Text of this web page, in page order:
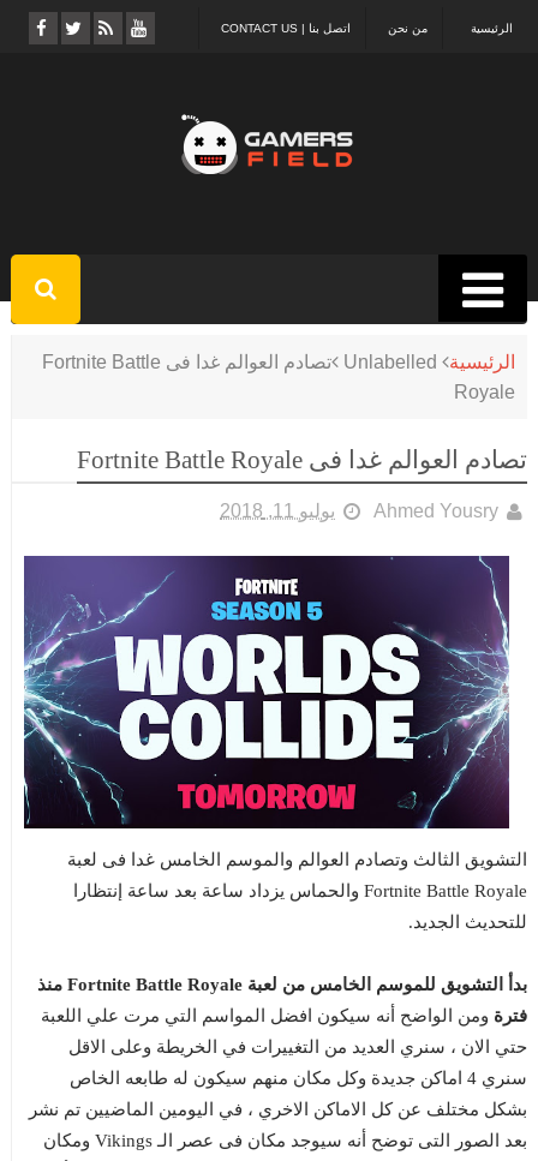
اتصل بنا | CONTACT US من نحن الرئيسية
الرئيسية Unlabelled
تصادم العوالم غدا فى Fortnite Battle
Royale
تصادم العوالم غدا فى Fortnite Battle Royale
Ahmed Yousry يوليو 11, 2018
التشويق الثالث وتصادم العوالم والموسم الخامس غدا فى لعبة
Fortnite Battle Royale والحماس يزداد ساعة بعد ساعة إنتظارا
للتحديث الجديد.
بدأ التشويق للموسم الخامس من لعبة Fortnite Battle Royale منذ
فترة ومن الواضح أنه سيكون افضل المواسم التي مرت علي اللعبة
حتي الان ، سنري العديد من التغييرات في الخريطة وعلى الاقل
سنري 4 اماكن جديدة وكل مكان منهم سيكون له طابعه الخاص
بشكل مختلف عن كل الاماكن الاخري ، في اليومين الماضيين تم نشر
بعد الصور التى توضح أنه سيوجد مكان فى عصر الـ Vikings ومكان